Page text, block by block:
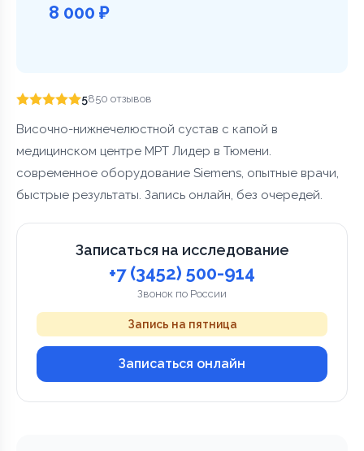
8 000 ₽
5850 отзывов
Височно-нижнечелюстной сустав с капой в
медицинском центре МРТ Лидер в Тюмени.
современное оборудование Siemens, опытные врачи,
быстрые результаты. Запись онлайн, без очередей.
Записаться на исследование
+7 (3452) 500-914
Звонок по России
Запись на пятница
Записаться онлайн